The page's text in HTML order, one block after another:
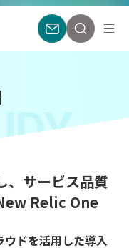
、サービス品質
Relic One
ウドを活用した導入